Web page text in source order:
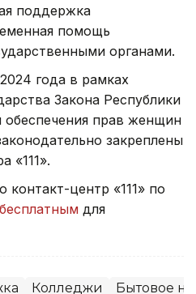
поддержка
помощь
органами.
года в рамках
Закона Республики
обеспечения прав женщин
закреплены
«111».
центр «111» по
бесплатным для
Колледжи Бытовое